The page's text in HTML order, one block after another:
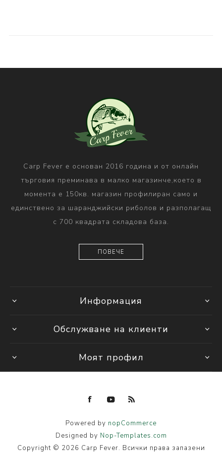
Carp Fever е основан 2016 година и от онлайн
търговия преминава в малко магазинче,което в
момента е 150кв. магазин профилиран само и
единствено за шаранджийски риболов и разполагащ
с 700 квадрата складова база.
ПОВЕЧЕ
Информация
Обслужване на клиенти
Моят профил
Powered by nopCommerce
Designed by Nop-Templates.com
Copyright © 2026 Carp Fever. Всички права запазени